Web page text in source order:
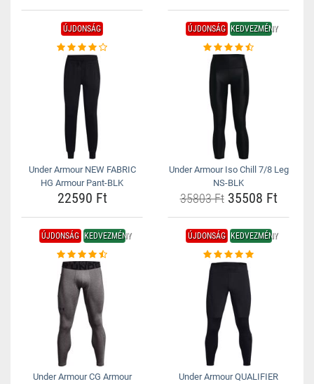
ÚJDONSÁG
Under Armour NEW FABRIC
HG Armour Pant-BLK
22590 Ft
ÚJDONSÁG KEDVEZMÉNY
Under Armour Iso Chill 7/8 Leg
NS-BLK
35803 Ft35508 Ft
ÚJDONSÁG KEDVEZMÉNY
Under Armour CG Armour
ÚJDONSÁG KEDVEZMÉNY
Under Armour QUALIFIER